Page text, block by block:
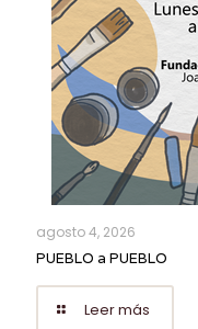
agosto 4, 2026
PUEBLO a PUEBLO
Leer más